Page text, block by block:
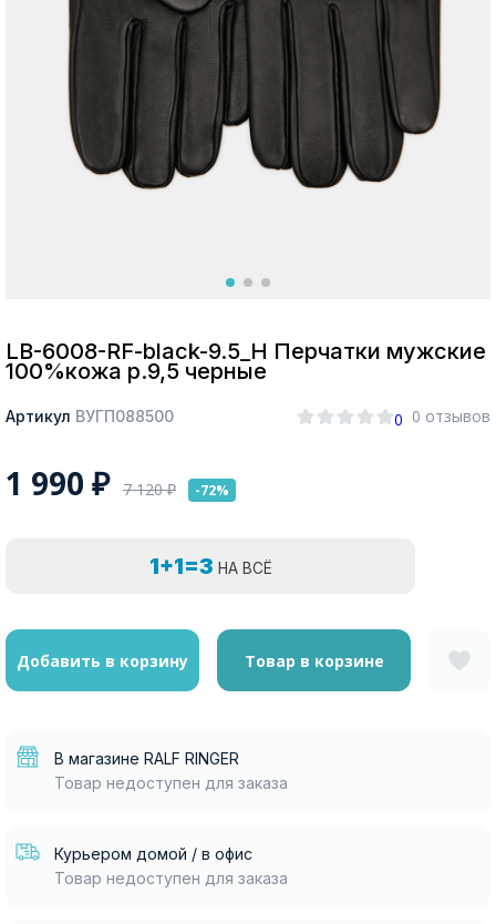
Москва
LB-6008-RF-black-9.5_Н Перчатки мужские
100%кожа р.9,5 черные
Артикул ВУГП088500 0 0 отзывов
1 990 ₽ 7 120₽ -72%
1+1=3 НА ВСЁ
Добавить в корзину Товар в корзине
В магазине RALF RINGER
Товар недоступен для заказа
Курьером домой / в офис
Товар недоступен для заказа